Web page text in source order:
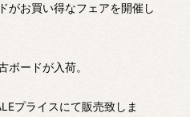
がお買い得なフェアを開催し
ボードが入荷。
プライスにて販売致しま